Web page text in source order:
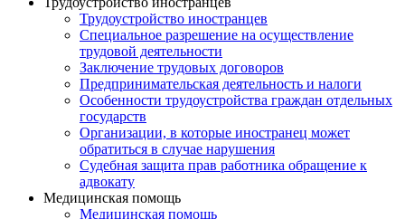
Трудоустройство иностранцев
Специальное разрешение на осуществление
трудовой деятельности
Заключение трудовых договоров
Предпринимательская деятельность и налоги
Особенности трудоустройства граждан отдельных
государств
Организации, в которые иностранец может
обратиться в случае нарушения
Судебная защита прав работника обращение к
адвокату
Медицинская помощь
Медицинская помощь